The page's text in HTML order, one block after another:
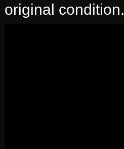
original condition.